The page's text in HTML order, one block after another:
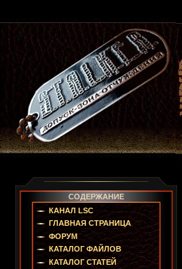
СОДЕРЖАНИЕ
КАНАЛ LSC
ГЛАВНАЯ СТРАНИЦА
ФОРУМ
КАТАЛОГ ФАЙЛОВ
КАТАЛОГ СТАТЕЙ